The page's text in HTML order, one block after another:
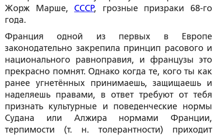
Жорж Марше, СССР, грозные призраки 68-го
года.
Франция одной из первых в Европе
законодательно закрепила принцип расового и
национального равноправия, и французы это
прекрасно помнят. Однако когда те, кого ты как
ранее угнетённых принимаешь, защищаешь и
наделяешь правами, в ответ требуют от тебя
признать культурные и поведенческие нормы
Судана или Алжира нормами Франции,
терпимости (т. н. толерантности) приходит